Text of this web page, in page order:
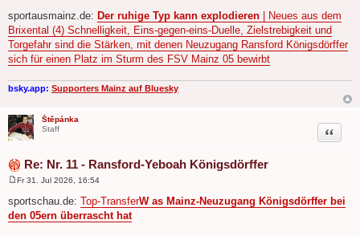
i
t
a
g
sportausmainz.de: Der ruhige Typ kann explodieren | Neues aus dem
Brixental (4) Schnelligkeit, Eins-gegen-eins-Duelle, Zielstrebigkeit und
Torgefahr sind die Stärken, mit denen Neuzugang Ransford Königsdörffer
sich für einen Platz im Sturm des FSV Mainz 05 bewirbt
bsky.app: Supporters Mainz auf Bluesky
Štěpánka
Staff
Re: Nr. 11 - Ransford-Yeboah Königsdörffer
Zitat
i
t
Fr 31. Jul 2026, 16:54
sportschau.de: Top-TransferW as Mainz-Neuzugang Königsdörffer bei
den 05ern überrascht hat